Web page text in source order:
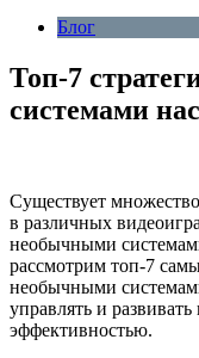
Блог
Топ-7
системами
Существует
в различных
необычными
рассмотрим топ-7
необычными
управлять и
эффективностью.